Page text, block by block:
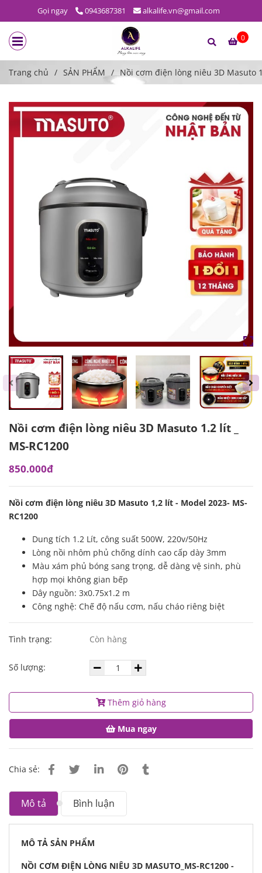
Gọi ngay 0943687381 alkalife.vn@gmail.com
0
Trang chủ / SẢN PHẨM / Nồi cơm điện lòng niêu 3D Masuto
Nồi cơm điện lòng niêu 3D Masuto 1.2 lít _
MS-RC1200
850.000đ
Nồi cơm điện lòng niêu 3D Masuto 1,2 lít - Model 2023- MS-
RC1200
Dung tích 1.2 Lít, công suất 500W, 220v/50Hz
Lòng nồi nhôm phủ chống dính cao cấp dày 3mm
Màu xám phủ bóng sang trọng, dễ dàng vệ sinh, phù
hợp mọi không gian bếp
Dây nguồn: 3x0.75x1.2 m
Công nghệ: Chế độ nấu cơm, nấu cháo riêng biệt
Tình trạng: Còn hàng
Số lượng:
Thêm giỏ hàng
Mua ngay
Chia sẻ:
Mô tả Bình luận
MÔ TẢ SẢN PHẨM
NỒI CƠM ĐIỆN LÒNG NIÊU 3D MASUTO_MS-RC1200 -